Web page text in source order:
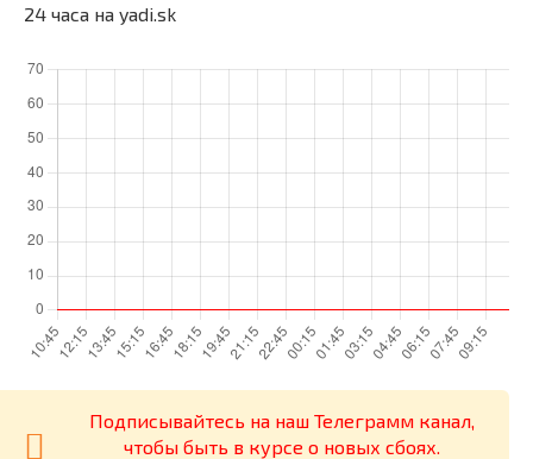
24 часа на yadi.sk
Подписывайтесь на наш Телеграмм канал,
чтобы быть в курсе о новых сбоях.